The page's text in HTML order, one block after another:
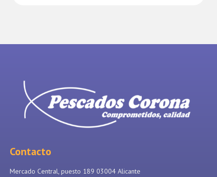
Contacto
Mercado Central, puesto 189 03004 Alicante